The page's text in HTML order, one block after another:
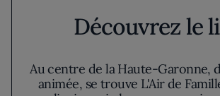
Découvrez le
Au centre de la Haute-Garonne,
animée, se trouve L'Air de